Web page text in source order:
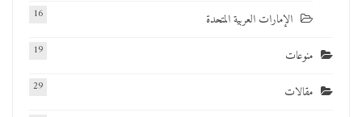
الإمارات العربية المتحدة 16
منوعات 19
مقالات 29